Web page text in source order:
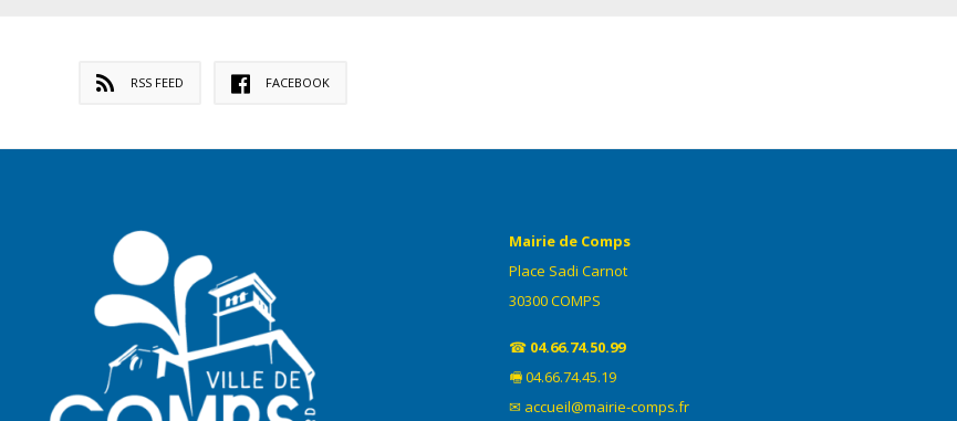
RSS FEED FACEBOOK
Mairie de Comps
Place Sadi Carnot
30300 COMPS
☎ 04.66.74.50.99
🖷 04.66.74.45.19
✉ accueil@mairie-comps.fr